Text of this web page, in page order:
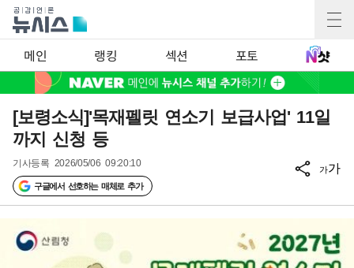
메인 랭킹 섹션 포토
[보령소식]'목재펠릿 연소기 보급사업' 11일
까지 신청 등
기사등록 2026/05/06 09:20:10
구글에서 선호하는 매체로 추가
가가